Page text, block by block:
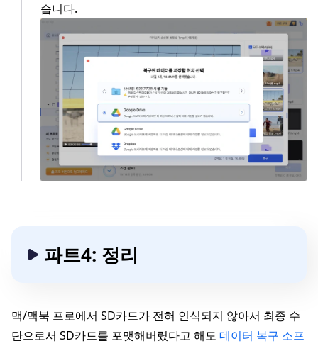
습니다.
파트4: 정리
맥/맥북 프로에서 SD카드가 전혀 인식되지 않아서 최종 수
단으로서 SD카드를 포맷해버렸다고 해도 데이터 복구 소프